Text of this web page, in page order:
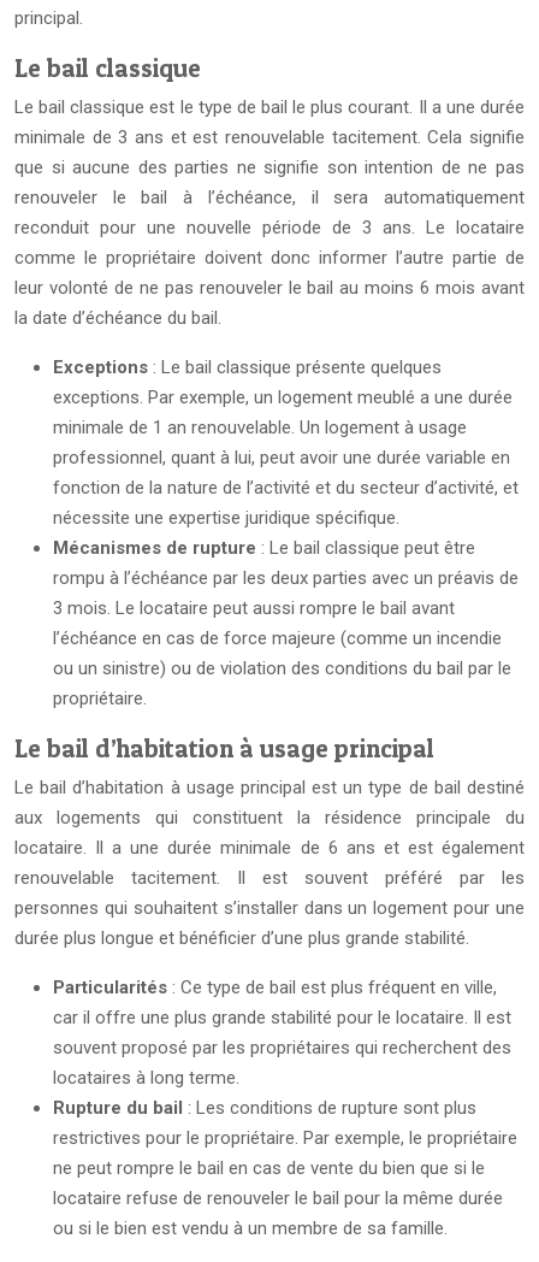
principal.
Le bail classique
Le bail classique est le type de bail le plus courant. Il a une durée
minimale de 3 ans et est renouvelable tacitement. Cela signifie
que si aucune des parties ne signifie son intention de ne pas
renouveler le bail à l’échéance, il sera automatiquement
reconduit pour une nouvelle période de 3 ans. Le locataire
comme le propriétaire doivent donc informer l’autre partie de
leur volonté de ne pas renouveler le bail au moins 6 mois avant
la date d’échéance du bail.
Exceptions : Le bail classique présente quelques
exceptions. Par exemple, un logement meublé a une durée
minimale de 1 an renouvelable. Un logement à usage
professionnel, quant à lui, peut avoir une durée variable en
fonction de la nature de l’activité et du secteur d’activité, et
nécessite une expertise juridique spécifique.
Mécanismes de rupture : Le bail classique peut être
rompu à l’échéance par les deux parties avec un préavis de
3 mois. Le locataire peut aussi rompre le bail avant
l’échéance en cas de force majeure (comme un incendie
ou un sinistre) ou de violation des conditions du bail par le
propriétaire.
Le bail d’habitation à usage principal
Le bail d’habitation à usage principal est un type de bail destiné
aux logements qui constituent la résidence principale du
locataire. Il a une durée minimale de 6 ans et est également
renouvelable tacitement. Il est souvent préféré par les
personnes qui souhaitent s’installer dans un logement pour une
durée plus longue et bénéficier d’une plus grande stabilité.
Particularités : Ce type de bail est plus fréquent en ville,
car il offre une plus grande stabilité pour le locataire. Il est
souvent proposé par les propriétaires qui recherchent des
locataires à long terme.
Rupture du bail : Les conditions de rupture sont plus
restrictives pour le propriétaire. Par exemple, le propriétaire
ne peut rompre le bail en cas de vente du bien que si le
locataire refuse de renouveler le bail pour la même durée
ou si le bien est vendu à un membre de sa famille.